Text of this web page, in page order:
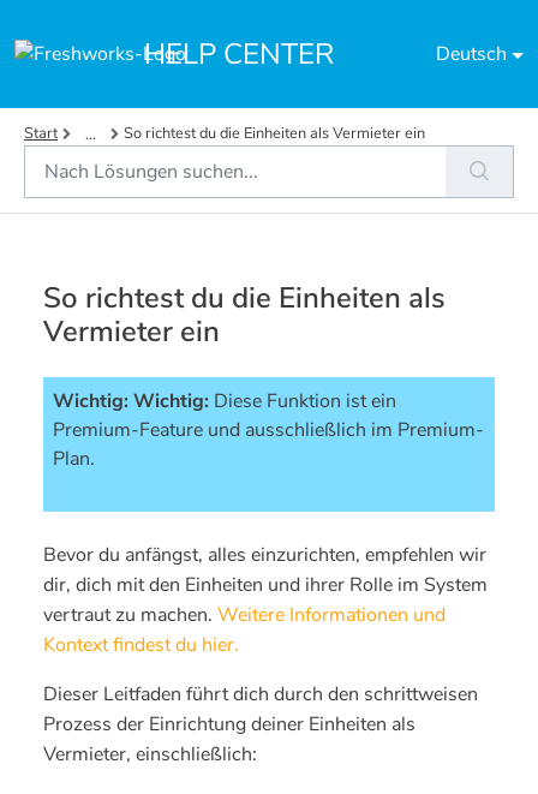
HELP CENTER Deutsch
Start ... So richtest du die Einheiten als Vermieter ein
So richtest du die Einheiten als
Vermieter ein
Wichtig: Wichtig: Diese Funktion ist ein
Premium-Feature und ausschließlich im Premium-
Plan.
Bevor du anfängst, alles einzurichten, empfehlen wir
dir, dich mit den Einheiten und ihrer Rolle im System
vertraut zu machen. Weitere Informationen und
Kontext findest du hier.
Dieser Leitfaden führt dich durch den schrittweisen
Prozess der Einrichtung deiner Einheiten als
Vermieter, einschließlich: